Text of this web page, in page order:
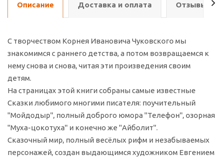
Описание Доставка и оплата Отзывы о
С творчеством Корнея Ивановича Чуковского мы
знакомимся с раннего детства, а потом возвращаемся к
нему снова и снова, читая эти произведения своим
детям.
На страницах этой книги собраны самые известные
Сказки любимого многими писателя: поучительный
"Мойдодыр", полный доброго юмора "Телефон", озорная
"Муха-цокотуха" и конечно же "Айболит".
Сказочный мир, полный весёлых рифм и незабываемых
персонажей, создан выдающимся художником Евгением